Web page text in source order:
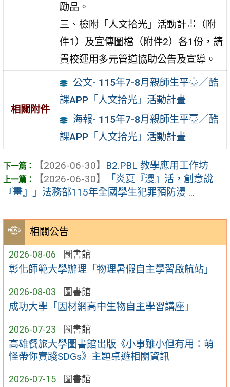
相關公告
2026-08-06 圖書館
彰化師範大學辦理「物理暑假自主學習啟航站」
2026-08-03 圖書館
成功大學「因材網高中生物自主學習講座」
2026-07-23 圖書館
高雄餐旅大學圖書館出版《小事雖小但有用：萌
怪帶你實踐SDGs》主題桌遊相關資訊
2026-07-15 圖書館
勵品。
三、檢附「人文拾光」活動計畫（附
件1）及宣傳圖檔（附件2）各1份，請
貴校運用多元管道協助公告及宣導。
相關附件
公文- 115年7-8月親師生平臺／酷
課APP「人文拾光」活動計畫
海報- 115年7-8月親師生平臺／酷
課APP「人文拾光」活動計畫
【2026-06-30】 B2.PBL 教學應用工作坊
【2026-06-30】
「炎夏『漫』活，創意說
『畫』」法務部115年全國學生犯罪預防漫 ...